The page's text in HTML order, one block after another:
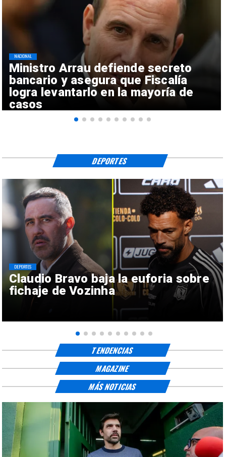
Ministro Arrau defiende secreto
bancario y asegura que Fiscalía
logra levantarlo en la mayoría de
casos
NACIONAL
Claudio Bravo baja la euforia sobre
fichaje de Vozinha
DEPORTES
DEPORTES
TENDENCIAS
MAGAZINE
MÁS NOTICIAS